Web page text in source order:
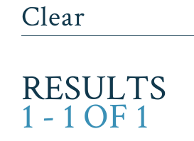
RESULTS
1 - 1 OF 1